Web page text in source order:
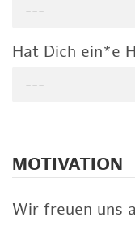
---
Hat Dich ein*e
---
MOTIVATION
Wir freuen uns